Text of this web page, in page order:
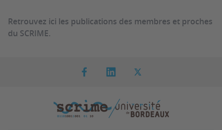
Retrouvez ici les publications des membres et proches
du SCRIME.